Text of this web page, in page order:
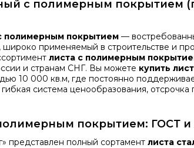
с полимерным покрытием
полимерным покрытием—
применяемый в строительстве и
листа с полимерным
и странам СНГ. Вы можете купить
10 000 кв.м, где постоянно
система ценообразования, отсрочка
покрытием: ГОСТ и
представлен полный сортамент листа